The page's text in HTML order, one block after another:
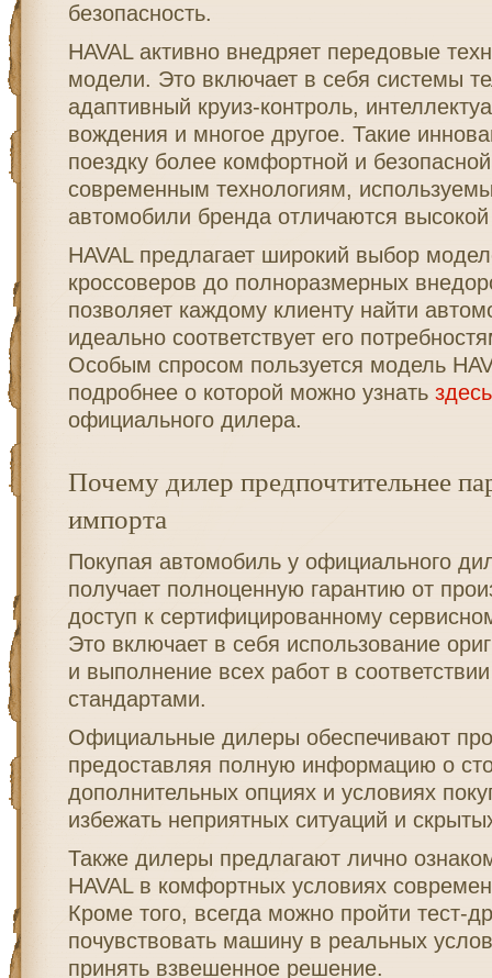
безопасность.
HAVAL активно внедряет передовые
модели. Это включает в себя системы
адаптивный круиз-контроль,
вождения и многое другое. Такие
поездку более комфортной и
современным технологиям,
автомобили бренда отличаются
HAVAL предлагает широкий выбор
кроссоверов до полноразмерных
позволяет каждому клиенту найти
идеально соответствует его
Особым спросом пользуется модель
подробнее о которой можно узнать здесь
официального дилера.
Почему дилер предпочтительнее
импорта
Покупая автомобиль у официального
получает полноценную гарантию от
доступ к сертифицированному
Это включает в себя использование
и выполнение всех работ в
стандартами.
Официальные дилеры обеспечивают
предоставляя полную информацию о
дополнительных опциях и условиях
избежать неприятных ситуаций и
Также дилеры предлагают лично
HAVAL в комфортных условиях
Кроме того, всегда можно пройти тест-
почувствовать машину в реальных
принять взвешенное решение.